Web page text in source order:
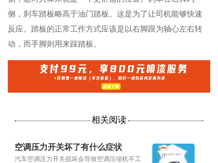
侧，刹车踏板略高于油门踏板。这是为了让司机能够快速
反应。踏板的正常工作方式应该是以右脚跟为轴心左右转
动，而手脚则用来踩踏板。
相关阅读
空调压力开关坏了有什么症状
汽车空调压力开关损坏会导致空调压缩机不工